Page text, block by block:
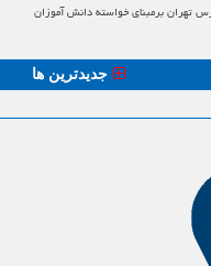
تهران برمبنای خواسته دانش آموزان
جدیدترین ها